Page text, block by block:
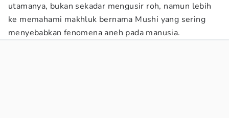
utamanya, bukan sekadar mengusir roh, namun lebih
ke memahami makhluk bernama Mushi yang sering
menyebabkan fenomena aneh pada manusia.